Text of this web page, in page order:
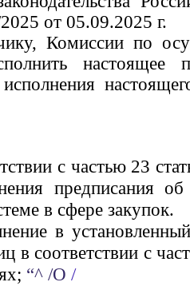
от 05.09.2025 г.
Комиссии по
с частью 23
предписания об
в сфере закупок.
в
в соответствии с
“^ /О /